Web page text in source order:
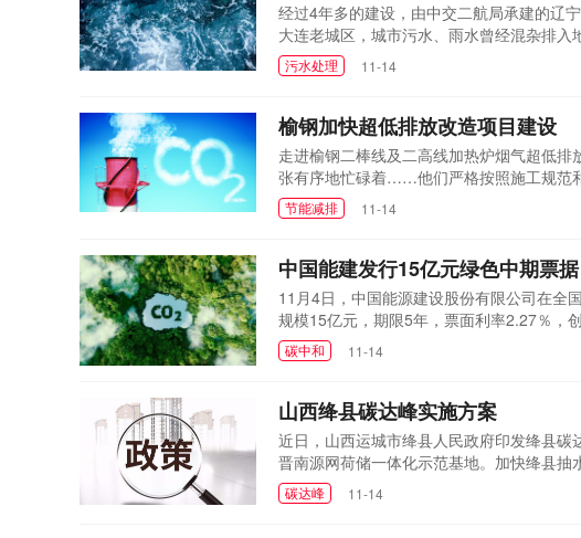
经过4年多的建设，由中交二航局承建的辽
大连老城区，城市污水、雨水曾经混杂排
较陈旧，已无法满足排污需求。为缓解既有
排、明沟明渠恶臭水体。为解决上述问题，
污水处理 11-14
榆钢加快超低排放改造项目建设
走进榆钢二棒线及二高线加热炉烟气超低
张有序地忙碌着……他们严格按照施工规范
热炉烟气超低排放改造项目是榆钢公司积极
物质的排放浓度，减少工业排放对环境的影
节能减排 11-14
中国能建发行15亿元绿色中期票据
11月4日，中国能源建设股份有限公司在全
规模15亿元，期限5年，票面利率2.27％，
行党中央、国务院关于经济社会发展全面绿
于绿色发展和金融创新的市场形象，实现募
碳中和 11-14
山西绛县碳达峰实施方案
近日，山西运城市绛县人民政府印发绛县
晋南源网荷储一体化示范基地。加快绛县
手续办理、对外公路、施工供电工程等准备
全县能源供给结构进一步优化，电力总装机
碳达峰 11-14